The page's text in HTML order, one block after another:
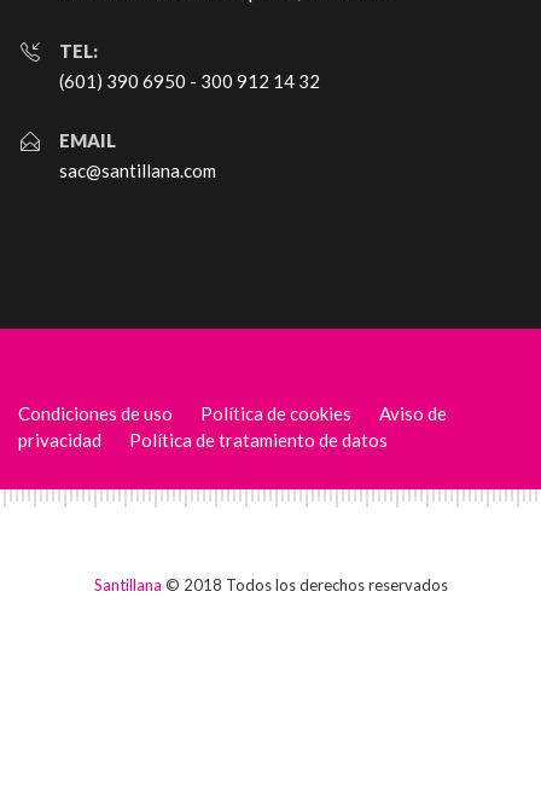
TEL:
(601) 390 6950 - 300 912 14 32
EMAIL
sac@santillana.com
Condiciones de uso Política de cookies
Aviso de
privacidad
Política de tratamiento de datos
Santillana © 2018 Todos los derechos reservados